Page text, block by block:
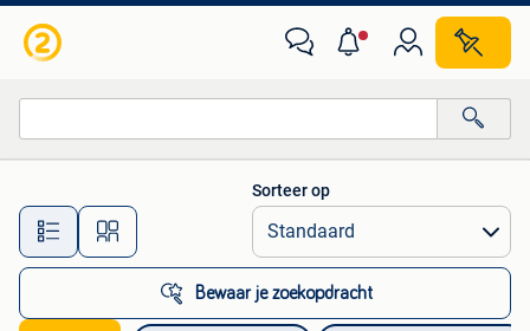
Alle afstanden…
Sorteer op
Bewaar je zoekopdracht